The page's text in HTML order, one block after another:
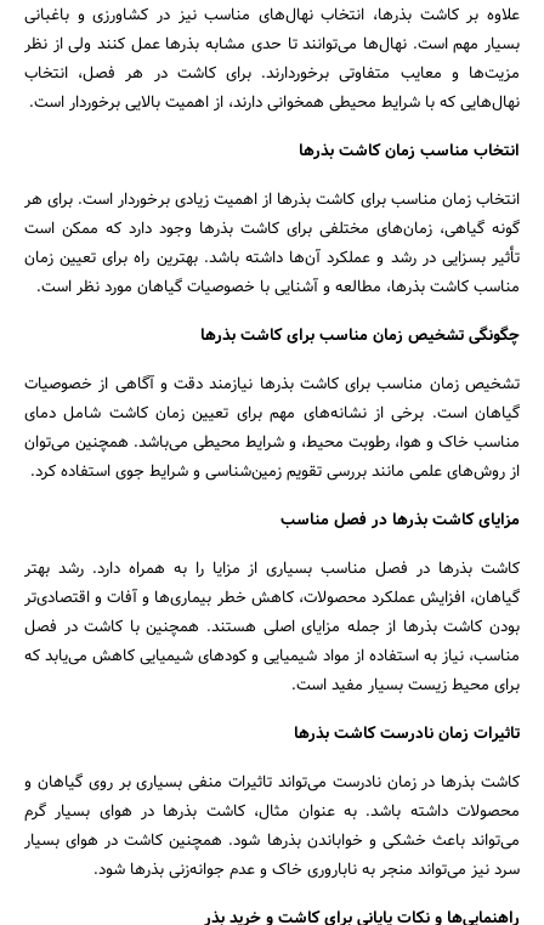
علاوه بر کاشت بذرها، انتخاب نهال‌های مناسب نیز در کشاورزی و باغبانی
بسیار مهم است. نهال‌ها می‌توانند تا حدی مشابه بذرها عمل کنند ولی از نظر
مزیت‌ها و معایب متفاوتی برخوردارند. برای کاشت در هر فصل، انتخاب
نهال‌هایی که با شرایط محیطی همخوانی دارند، از اهمیت بالایی برخوردار است.
انتخاب مناسب زمان کاشت بذرها
انتخاب زمان مناسب برای کاشت بذرها از اهمیت زیادی برخوردار است. برای هر
گونه گیاهی، زمان‌های مختلفی برای کاشت بذرها وجود دارد که ممکن است
تأثیر بسزایی در رشد و عملکرد آن‌ها داشته باشد. بهترین راه برای تعیین زمان
مناسب کاشت بذرها، مطالعه و آشنایی با خصوصیات گیاهان مورد نظر است.
چگونگی تشخیص زمان مناسب برای کاشت بذرها
تشخیص زمان مناسب برای کاشت بذرها نیازمند دقت و آگاهی از خصوصیات
گیاهان است. برخی از نشانه‌های مهم برای تعیین زمان کاشت شامل دمای
مناسب خاک و هوا، رطوبت محیط، و شرایط محیطی می‌باشد. همچنین می‌توان
از روش‌های علمی مانند بررسی تقویم زمین‌شناسی و شرایط جوی استفاده کرد.
مزایای کاشت بذرها در فصل مناسب
کاشت بذرها در فصل مناسب بسیاری از مزایا را به همراه دارد. رشد بهتر
گیاهان، افزایش عملکرد محصولات، کاهش خطر بیماری‌ها و آفات و اقتصادی‌تر
بودن کاشت بذرها از جمله مزایای اصلی هستند. همچنین با کاشت در فصل
مناسب، نیاز به استفاده از مواد شیمیایی و کودهای شیمیایی کاهش می‌یابد که
برای محیط زیست بسیار مفید است.
تاثیرات زمان نادرست کاشت بذرها
کاشت بذرها در زمان نادرست می‌تواند تاثیرات منفی بسیاری بر روی گیاهان و
محصولات داشته باشد. به عنوان مثال، کاشت بذرها در هوای بسیار گرم
می‌تواند باعث خشکی و خواباندن بذرها شود. همچنین کاشت در هوای بسیار
سرد نیز می‌تواند منجر به ناباروری خاک و عدم جوانه‌زنی بذرها شود.
راهنمایی‌ها و نکات پایانی برای کاشت و خرید بذر